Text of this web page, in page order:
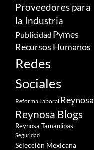
Proveedores para
la Industria
Publicidad Pymes
Recursos Humanos
Redes
Sociales
Reforma Laboral Reynosa
Reynosa Blogs
Reynosa Tamaulipas
Seguridad
Selección Mexicana